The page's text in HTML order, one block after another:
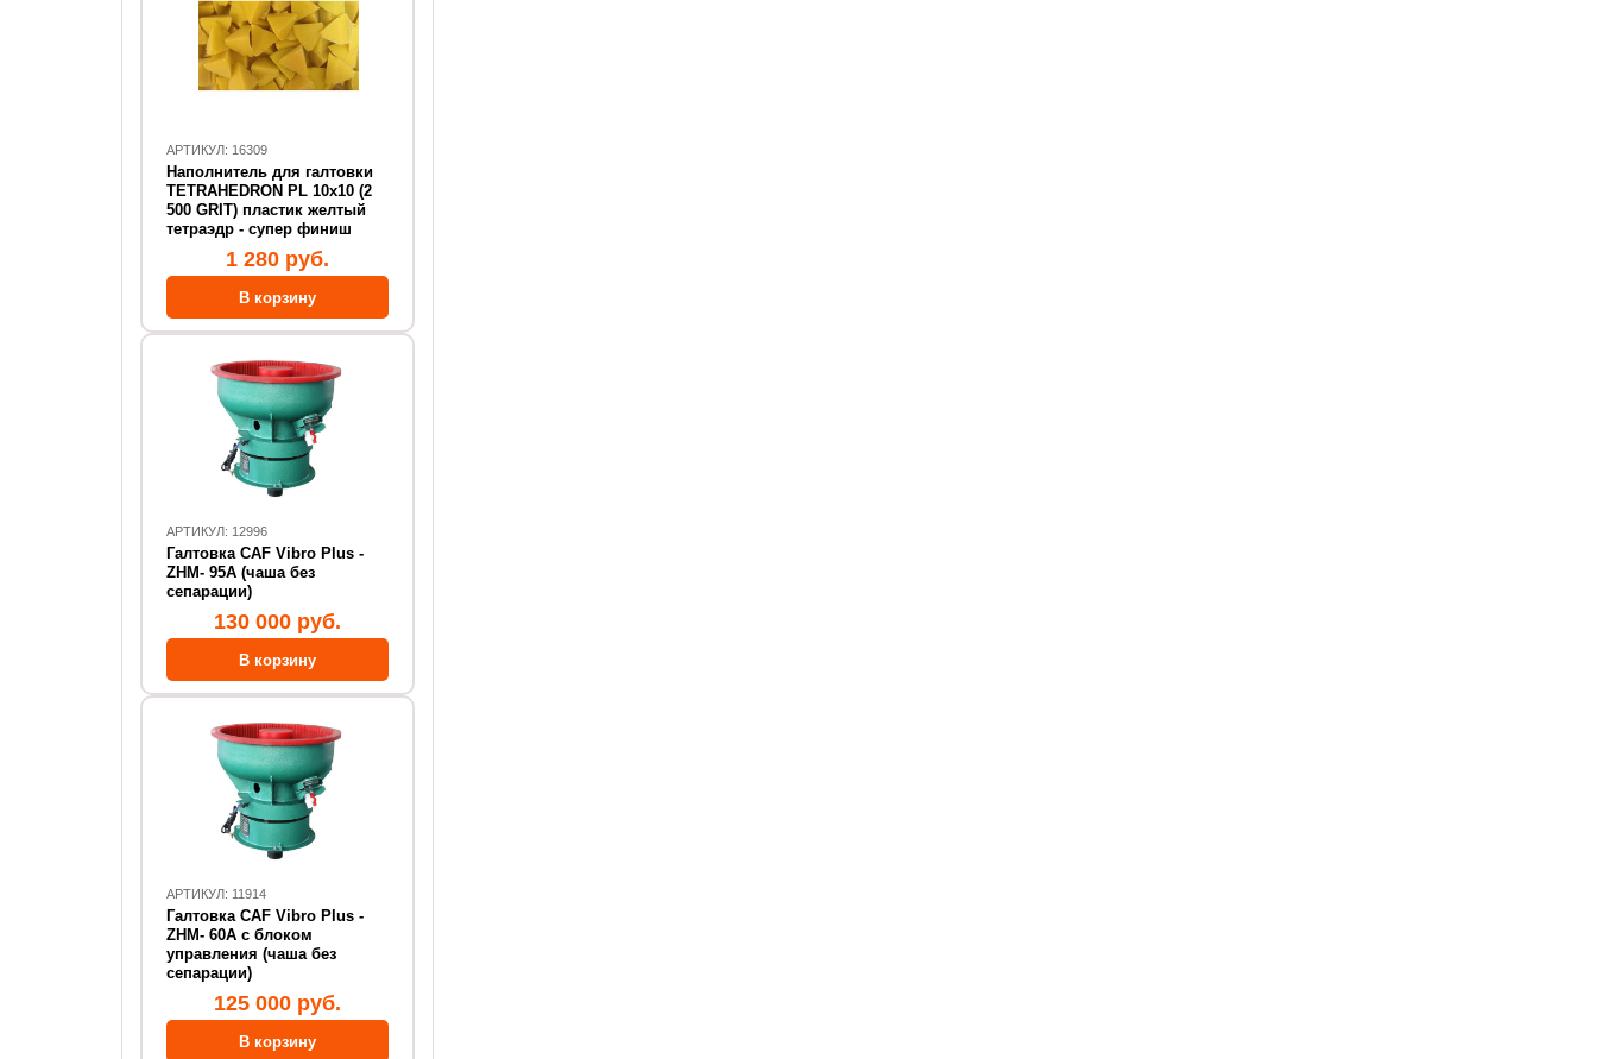
АРТИКУЛ: 16309
Наполнитель для галтовки
TETRAHEDRON PL 10x10 (2
500 GRIT) пластик желтый
тетраэдр - супер финиш
1 280 руб.
АРТИКУЛ: 12996
Галтовка CAF Vibro Plus -
ZHM- 95А (чаша без
сепарации)
130 000 руб.
АРТИКУЛ: 11914
Галтовка CAF Vibro Plus -
ZHM- 60А с блоком
управления (чаша без
сепарации)
125 000 руб.